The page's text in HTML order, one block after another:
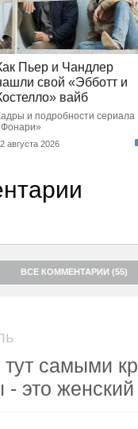
Пьер и Чандлер
свой «Эбботт и
вайб
и подробности сериала
августа 2026
ВСЕ КОММЕНТАРИИ (55)
тут самыми
это женский